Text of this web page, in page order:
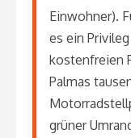
Einwohner).
es ein
kostenfreien
Palmas
grüner